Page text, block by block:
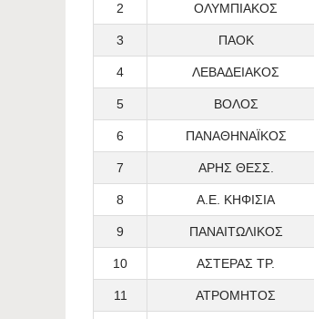
2 ΟΛΥΜΠΙΑΚΟΣ
3 ΠΑΟΚ
4 ΛΕΒΑΔΕΙΑΚΟΣ
5 ΒΟΛΟΣ
6 ΠΑΝΑΘΗΝΑΪΚΟΣ
7 ΑΡΗΣ ΘΕΣΣ.
8 Α.Ε. ΚΗΦΙΣΙΑ
9 ΠΑΝΑΙΤΩΛΙΚΟΣ
10 ΑΣΤΕΡΑΣ ΤΡ.
11 ΑΤΡΟΜΗΤΟΣ